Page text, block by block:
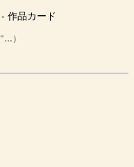
作品カード
）